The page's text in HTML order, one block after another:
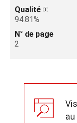
Qualité
94.81%
N° de page
2
au